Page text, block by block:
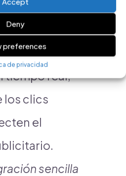
Deny
preferences
de privacidad
bloqueo
herramientas
IPs
tiempo real,
los clics
el
sencilla